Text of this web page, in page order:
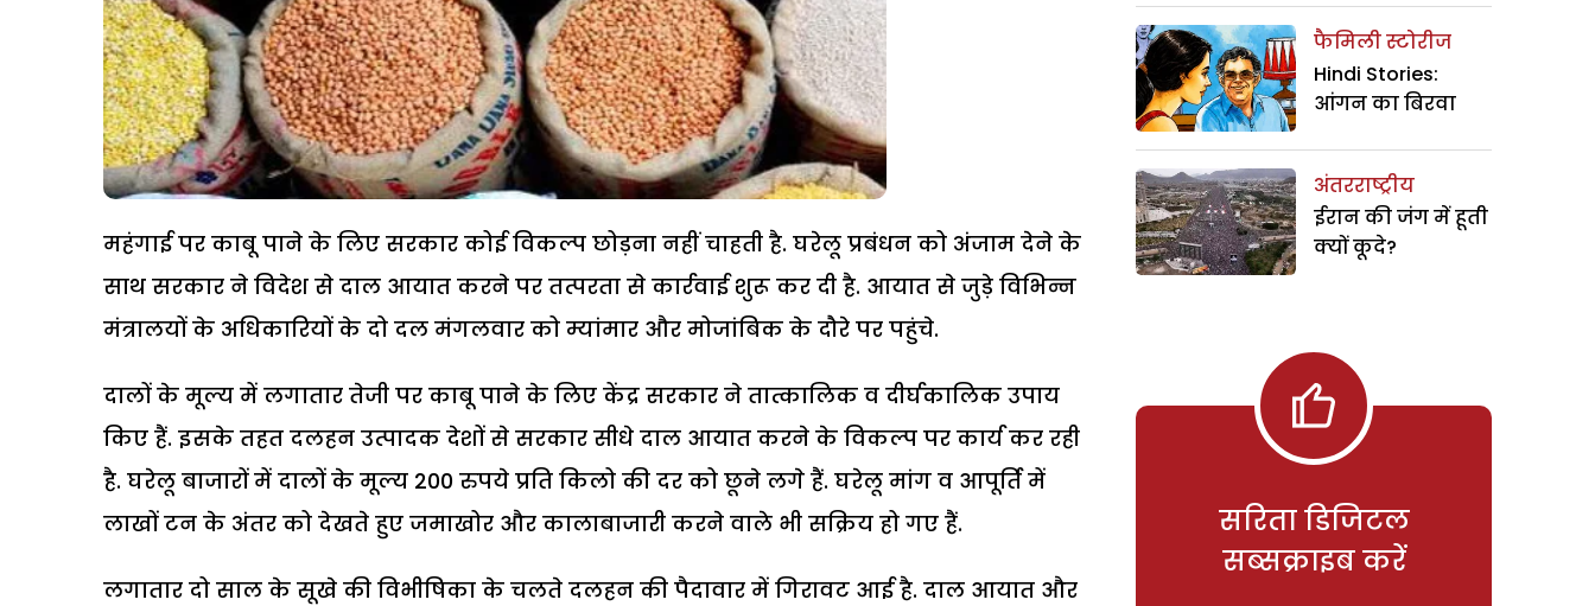
महंगाई पर काबू पाने के लिए सरकार कोई विकल्प छोड़ना नहीं चाहती है. घरेलू प्रबंधन को अंजाम देने के
साथ सरकार ने विदेश से दाल आयात करने पर तत्परता से कार्रवाई शुरू कर दी है. आयात से जुड़े विभिन्न
मंत्रालयों के अधिकारियों के दो दल मंगलवार को म्यांमार और मोजांबिक के दौरे पर पहुंचे.
दालों के मूल्य में लगातार तेजी पर काबू पाने के लिए केंद्र सरकार ने तात्कालिक व दीर्घकालिक उपाय
किए हैं. इसके तहत दलहन उत्पादक देशों से सरकार सीधे दाल आयात करने के विकल्प पर कार्य कर रही
है. घरेलू बाजारों में दालों के मूल्य 200 रुपये प्रति किलो की दर को छूने लगे हैं. घरेलू मांग व आपूर्ति में
लाखों टन के अंतर को देखते हुए जमाखोर और कालाबाजारी करने वाले भी सक्रिय हो गए हैं.
लगातार दो साल के सूखे की विभीषिका के चलते दलहन की पैदावार में गिरावट आई है. दाल आयात और
फैमिली स्टोरीज
Hindi Stories:
आंगन का बिरवा
अंतरराष्ट्रीय
ईरान की जंग में हूती
क्यों कूदे?
सरिता डिजिटल
सब्सक्राइब करें